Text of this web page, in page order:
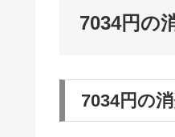
7034円の
7034円の